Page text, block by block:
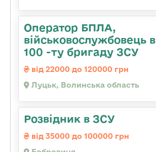
Оператор БПЛА,
військовослужбовець в
100 -ту бригаду ЗСУ
від 22000 до 120000 грн
Луцьк, Волинська область
Розвідник в ЗСУ
від 35000 до 100000 грн